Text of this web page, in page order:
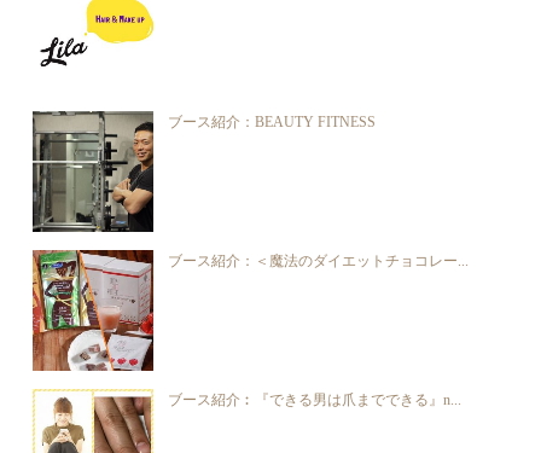
ブース紹介：BEAUTY FITNESS
ブース紹介：＜魔法のダイエットチョコレー...
ブース紹介︰『できる男は爪までできる』n...